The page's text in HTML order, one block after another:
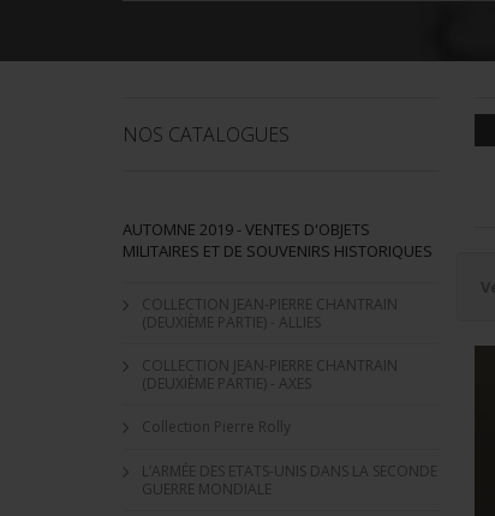
NOS CATALOGUES
AUTOMNE 2019 - VENTES D'OBJETS
MILITAIRES ET DE SOUVENIRS HISTORIQUES
COLLECTION JEAN-PIERRE CHANTRAIN
(DEUXIÈME PARTIE) - ALLIES
COLLECTION JEAN-PIERRE CHANTRAIN
(DEUXIÈME PARTIE) - AXES
Collection Pierre Rolly
L’ARMÉE DES ETATS-UNIS DANS LA SECONDE
GUERRE MONDIALE